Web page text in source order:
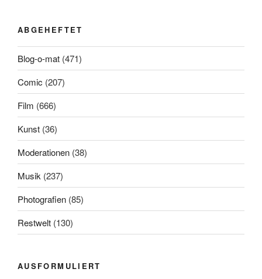
ABGEHEFTET
Blog-o-mat (471)
Comic (207)
Film (666)
Kunst (36)
Moderationen (38)
Musik (237)
Photografien (85)
Restwelt (130)
AUSFORMULIERT